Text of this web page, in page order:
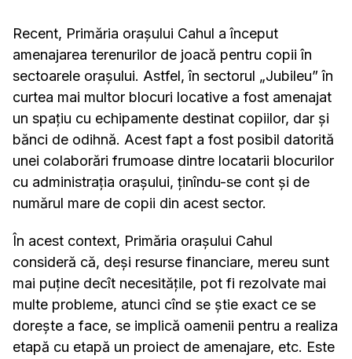
Recent, Primăria oraşului Cahul a început
amenajarea terenurilor de joacă pentru copii în
sectoarele oraşului. Astfel, în sectorul „Jubileu” în
curtea mai multor blocuri locative a fost amenajat
un spaţiu cu echipamente destinat copiilor, dar şi
bănci de odihnă. Acest fapt a fost posibil datorită
unei colaborări frumoase dintre locatarii blocurilor
cu administraţia oraşului, ţinîndu-se cont şi de
numărul mare de copii din acest sector.
În acest context, Primăria oraşului Cahul
consideră că, deşi resurse financiare, mereu sunt
mai puţine decît necesităţile, pot fi rezolvate mai
multe probleme, atunci cînd se ştie exact ce se
doreşte a face, se implică oamenii pentru a realiza
etapă cu etapă un proiect de amenajare, etc. Este